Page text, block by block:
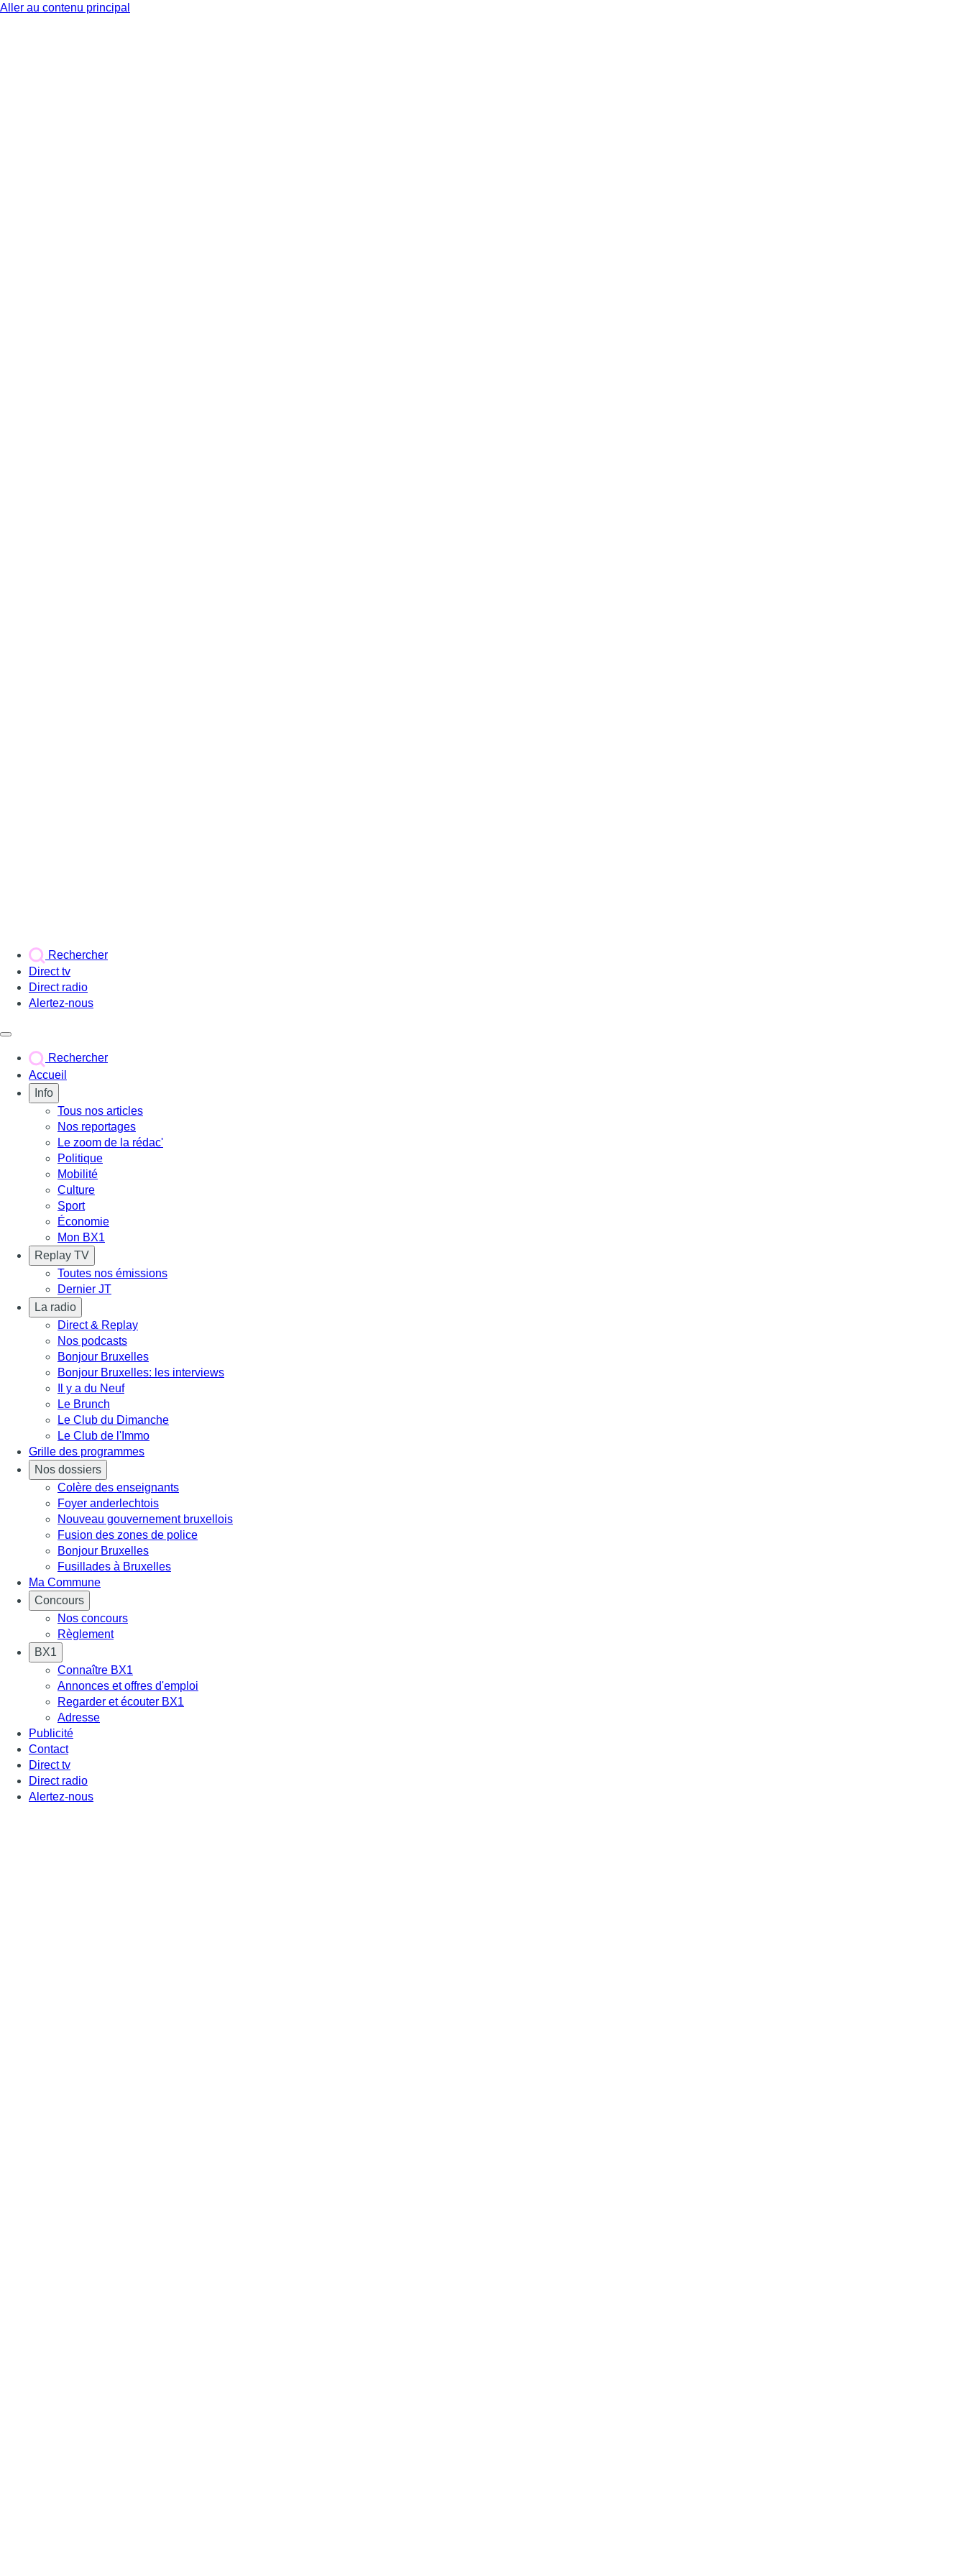
Aller au contenu principal
Rechercher
Direct tv
Direct radio
Alertez-nous
Rechercher
Accueil
Info
Tous nos articles
Nos reportages
Le zoom de la rédac'
Politique
Mobilité
Culture
Sport
Économie
Mon BX1
Replay TV
Toutes nos émissions
Dernier JT
La radio
Direct & Replay
Nos podcasts
Bonjour Bruxelles
Bonjour Bruxelles: les interviews
Il y a du Neuf
Le Brunch
Le Club du Dimanche
Le Club de l'Immo
Grille des programmes
Nos dossiers
Colère des enseignants
Foyer anderlechtois
Nouveau gouvernement bruxellois
Fusion des zones de police
Bonjour Bruxelles
Fusillades à Bruxelles
Ma Commune
Concours
Nos concours
Règlement
BX1
Connaître BX1
Annonces et offres d'emploi
Regarder et écouter BX1
Adresse
Publicité
Contact
Direct tv
Direct radio
Alertez-nous